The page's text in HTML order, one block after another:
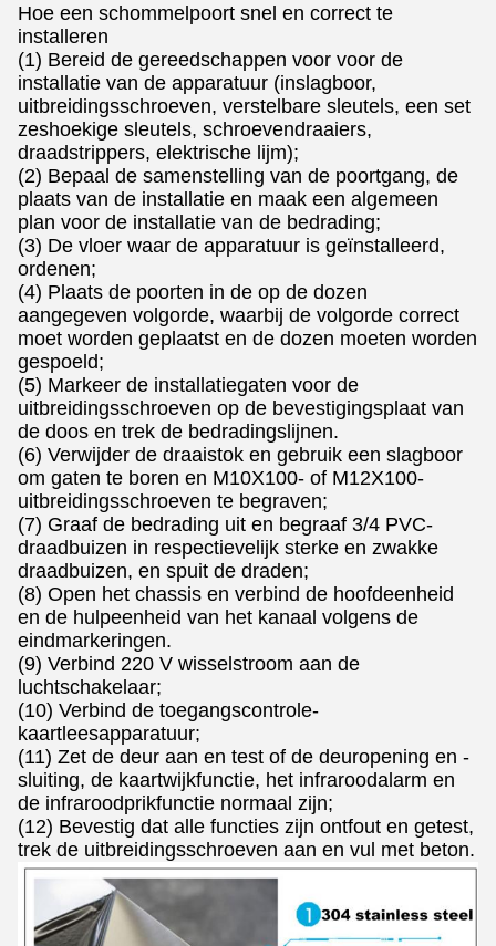
Hoe een schommelpoort snel en correct te
installeren
(1) Bereid de gereedschappen voor voor de
installatie van de apparatuur (inslagboor,
uitbreidingsschroeven, verstelbare sleutels, een set
zeshoekige sleutels, schroevendraaiers,
draadstrippers, elektrische lijm);
(2) Bepaal de samenstelling van de poortgang, de
plaats van de installatie en maak een algemeen
plan voor de installatie van de bedrading;
(3) De vloer waar de apparatuur is geïnstalleerd,
ordenen;
(4) Plaats de poorten in de op de dozen
aangegeven volgorde, waarbij de volgorde correct
moet worden geplaatst en de dozen moeten worden
gespoeld;
(5) Markeer de installatiegaten voor de
uitbreidingsschroeven op de bevestigingsplaat van
de doos en trek de bedradingslijnen.
(6) Verwijder de draaistok en gebruik een slagboor
om gaten te boren en M10X100- of M12X100-
uitbreidingsschroeven te begraven;
(7) Graaf de bedrading uit en begraaf 3/4 PVC-
draadbuizen in respectievelijk sterke en zwakke
draadbuizen, en spuit de draden;
(8) Open het chassis en verbind de hoofdeenheid
en de hulpeenheid van het kanaal volgens de
eindmarkeringen.
(9) Verbind 220 V wisselstroom aan de
luchtschakelaar;
(10) Verbind de toegangscontrole-
kaartleesapparatuur;
(11) Zet de deur aan en test of de deuropening en -
sluiting, de kaartwijkfunctie, het infraroodalarm en
de infraroodprikfunctie normaal zijn;
(12) Bevestig dat alle functies zijn ontfout en getest,
trek de uitbreidingsschroeven aan en vul met beton.